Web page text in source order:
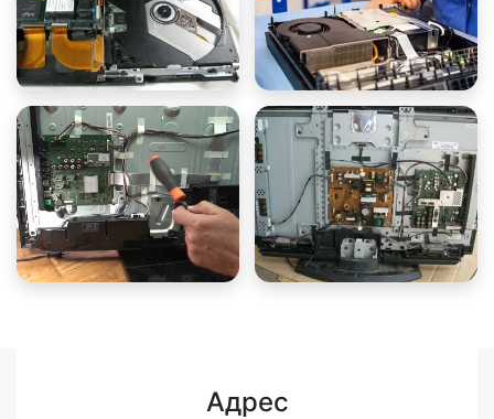
Адрес